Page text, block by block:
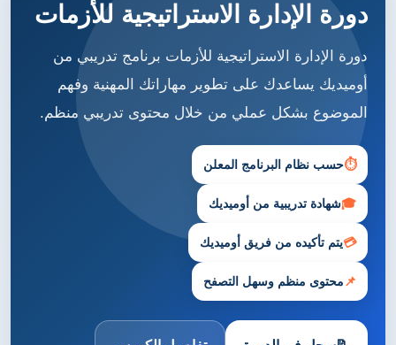
دورة الإدارة الاستراتيجية للأزمات
دورة الإدارة الاستراتيجية للأزمات برنامج تدريبي من
أوميديك يساعدك على تطوير مهاراتك المهنية وفهم
الموضوع بشكل عملي من خلال محتوى تدريبي منظم.
⏱حسب نظام البرنامج المعلن
🎓شهادة تدريبية من أوميديك
💳يتم تأكيده من فريق أوميديك
📌محتوى منظم وسهل التصفح